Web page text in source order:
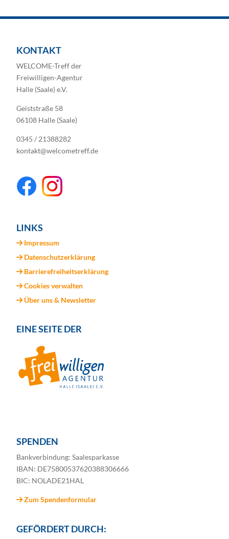
KONTAKT
WELCOME-Treff der
Freiwilligen-Agentur
Halle (Saale) e.V.
Geiststraße 58
06108 Halle (Saale)
0345 / 21388282
kontakt@welcometreff.de
LINKS
Impressum
Datenschutzerklärung
Barrierefreiheitserklärung
Cookies verwalten
Über uns & Newsletter
EINE SEITE DER
SPENDEN
Bankverbindung: Saalesparkasse
IBAN: DE75800537620388306666
BIC: NOLADE21HAL
Zum Spendenformular
GEFÖRDERT DURCH: